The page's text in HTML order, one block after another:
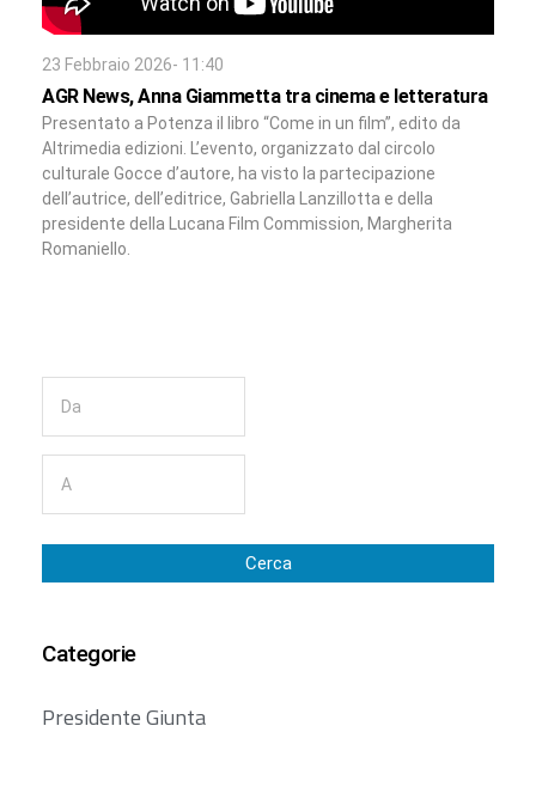
23 Febbraio 2026- 11:40
AGR News, Anna Giammetta tra cinema e letteratura
Presentato a Potenza il libro “Come in un film”, edito da
Altrimedia edizioni. L’evento, organizzato dal circolo
culturale Gocce d’autore, ha visto la partecipazione
dell’autrice, dell’editrice, Gabriella Lanzillotta e della
presidente della Lucana Film Commission, Margherita
Romaniello.
Cerca
Categorie
Presidente Giunta